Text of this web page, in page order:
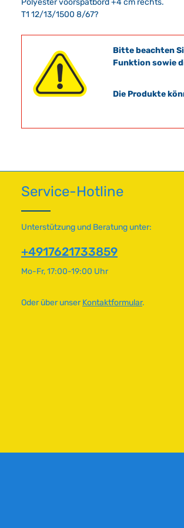
T1 12/13/1500 8/67?
Bitte beachten
Funktion sowie
Die Produkte
Service-Hotline
Unterstützung und Beratung unter:
+4917621733859
Mo-Fr, 17:00-19:00 Uhr
Oder über unserKontaktformular.